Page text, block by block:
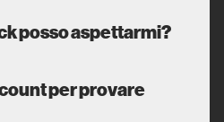
posso aspettarmi?
per provare